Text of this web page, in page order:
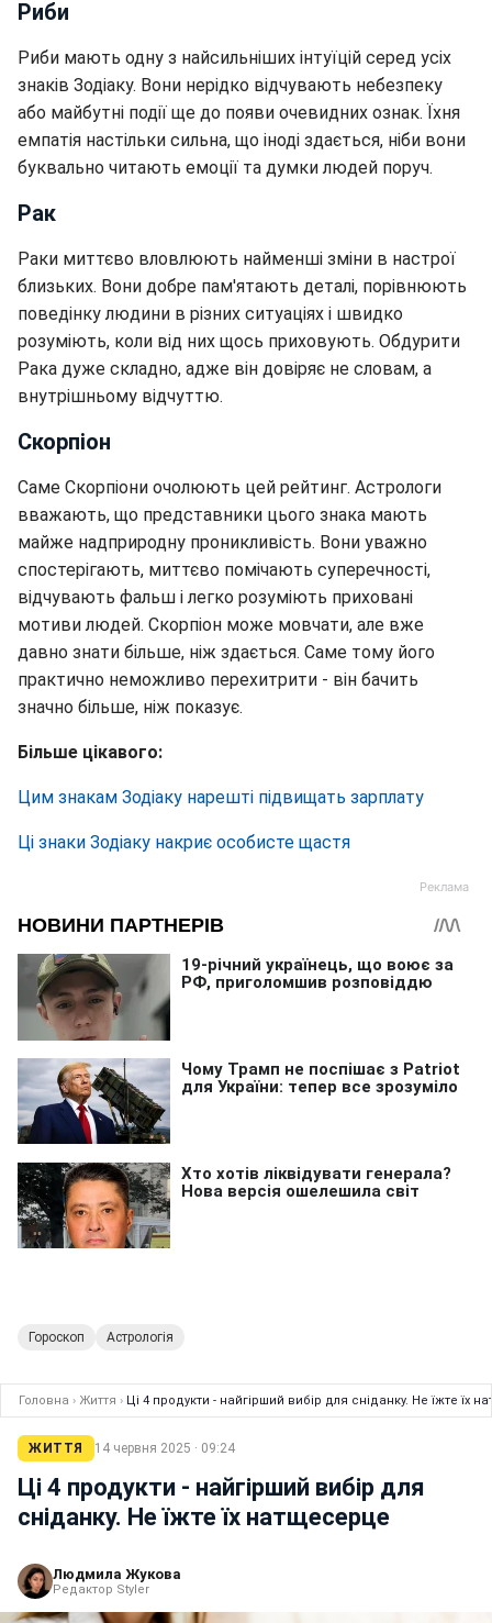
Риби
Риби мають одну з найсильніших інтуїцій серед усіх
знаків Зодіаку. Вони нерідко відчувають небезпеку
або майбутні події ще до появи очевидних ознак. Їхня
емпатія настільки сильна, що іноді здається, ніби вони
буквально читають емоції та думки людей поруч.
Рак
Раки миттєво вловлюють найменші зміни в настрої
близьких. Вони добре пам'ятають деталі, порівнюють
поведінку людини в різних ситуаціях і швидко
розуміють, коли від них щось приховують. Обдурити
Рака дуже складно, адже він довіряє не словам, а
внутрішньому відчуттю.
Скорпіон
Саме Скорпіони очолюють цей рейтинг. Астрологи
вважають, що представники цього знака мають
майже надприродну проникливість. Вони уважно
спостерігають, миттєво помічають суперечності,
відчувають фальш і легко розуміють приховані
мотиви людей. Скорпіон може мовчати, але вже
давно знати більше, ніж здається. Саме тому його
практично неможливо перехитрити - він бачить
значно більше, ніж показує.
Більше цікавого:
Цим знакам Зодіаку нарешті підвищать зарплату
Ці знаки Зодіаку накриє особисте щастя
Гороскоп Астрологія
Головна › Життя › Ці 4 продукти - найгірший вибір для сніданку. Не їжте їх
ЖИТТЯ 14 червня 2025 · 09:24
Ці 4 продукти - найгірший вибір для
сніданку. Не їжте їх натщесерце
Людмила Жукова
Редактор Styler